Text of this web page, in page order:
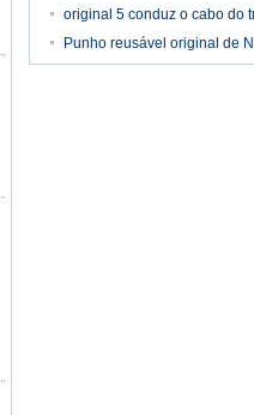
original 5 conduz o cabo do
Punho reusável original de